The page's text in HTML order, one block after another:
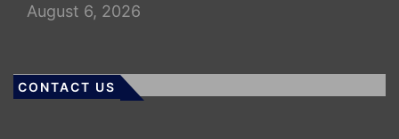
August 6, 2026
CONTACT US